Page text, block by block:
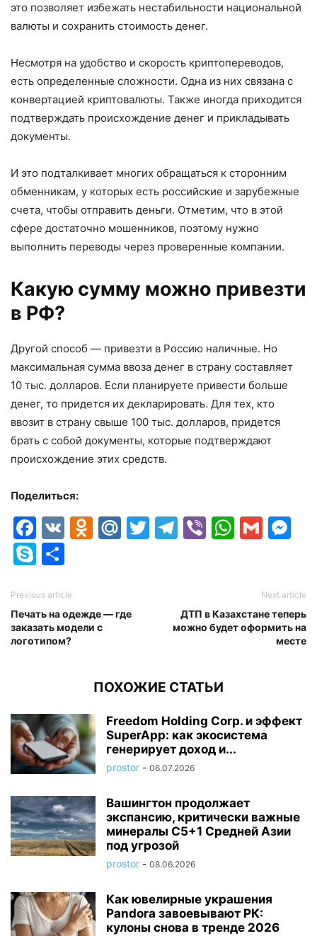
это позволяет избежать нестабильности национальной
валюты и сохранить стоимость денег.
Несмотря на удобство и скорость криптопереводов,
есть определенные сложности. Одна из них связана с
конвертацией криптовалюты. Также иногда приходится
подтверждать происхождение денег и прикладывать
документы.
И это подталкивает многих обращаться к сторонним
обменникам, у которых есть российские и зарубежные
счета, чтобы отправить деньги. Отметим, что в этой
сфере достаточно мошенников, поэтому нужно
выполнить переводы через проверенные компании.
Какую сумму можно привезти
в РФ?
Другой способ — привезти в Россию наличные. Но
максимальная сумма ввоза денег в страну составляет
10 тыс. долларов. Если планируете привести больше
денег, то придется их декларировать. Для тех, кто
ввозит в страну свыше 100 тыс. долларов, придется
брать с собой документы, которые подтверждают
происхождение этих средств.
Поделиться:
Facebook
VK Odnoklassniki
Mail.Ru
Twitter
Telegram
Viber
Skype
Previous article
Печать на одежде — где
заказать модели с
логотипом?
Next article
ДТП в Казахстане теперь
можно будет оформить на
месте
ПОХОЖИЕ СТАТЬИ
Freedom Holding Corp. и эффект
SuperApp: как экосистема
генерирует доход и...
prostor - 06.07.2026
Вашингтон продолжает
экспансию, критически важные
минералы C5+1 Средней Азии
под угрозой
prostor - 08.06.2026
Как ювелирные украшения
Pandora завоевывают РК:
кулоны снова в тренде 2026